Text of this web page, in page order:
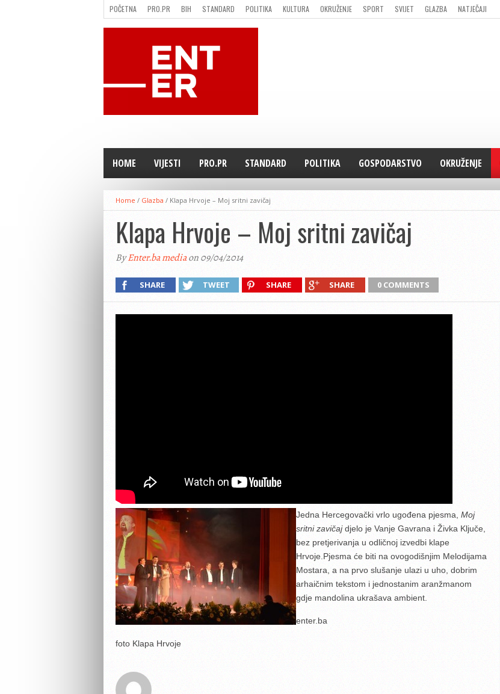
POČETNA PRO.PR BIH STANDARD POLITIKA KULTURA OKRUŽENJE SPORT SVIJET GLAZBA
NATJEČAJI
FILMING LOCATION IN BH
KONTAKT
HOME VIJESTI PRO.PR STANDARD POLITIKA GOSPODARSTVO OKRUŽENJE
Home / Glazba / Klapa Hrvoje – Moj sritni zavičaj
Klapa Hrvoje – Moj sritni zavičaj
ByEnter.ba mediaon 09/04/2014
SHARE TWEET SHARE SHARE 0 COMMENTS
Jedna Hercegovački vrlo ugođena pjesma, Moj
sritni zavičajdjelo je Vanje Gavrana i Živka Ključe,
bez pretjerivanja u odličnoj izvedbi klape
Hrvoje. Pjesma će biti na ovogodišnjim Melodijama
Mostara, a na prvo slušanje ulazi u uho, dobrim
arhaičnim tekstom i jednostanim aranžmanom
gdje mandolina ukrašava ambient.
enter.ba
foto Klapa Hrvoje